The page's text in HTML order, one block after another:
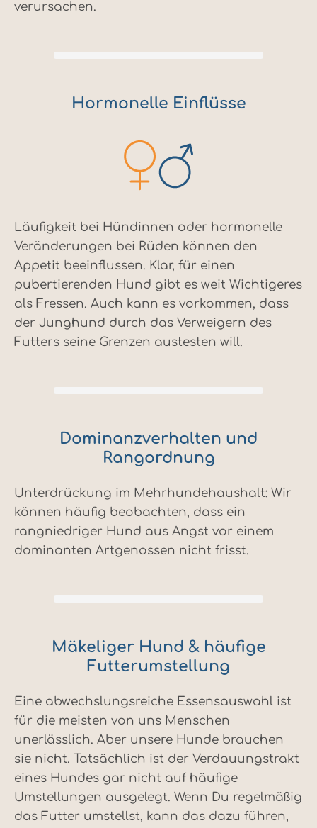
verursachen.
Hormonelle Einflüsse
Läufigkeit bei Hündinnen oder hormonelle
Veränderungen bei Rüden können den
Appetit beeinflussen. Klar, für einen
pubertierenden Hund gibt es weit Wichtigeres
als Fressen. Auch kann es vorkommen, dass
der Junghund durch das Verweigern des
Futters seine Grenzen austesten will.
Dominanzverhalten und
Rangordnung
Unterdrückung im Mehrhundehaushalt: Wir
können häufig beobachten, dass ein
rangniedriger Hund aus Angst vor einem
dominanten Artgenossen nicht frisst.
Mäkeliger Hund & häufige
Futterumstellung
Eine abwechslungsreiche Essensauswahl ist
für die meisten von uns Menschen
unerlässlich. Aber unsere Hunde brauchen
sie nicht. Tatsächlich ist der Verdauungstrakt
eines Hundes gar nicht auf häufige
Umstellungen ausgelegt. Wenn Du regelmäßig
das Futter umstellst, kann das dazu führen,